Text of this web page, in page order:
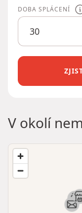
DOBA SPLÁCENÍ
V okolí